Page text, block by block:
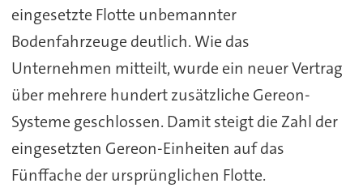
eingesetzte Flotte unbemannter
Bodenfahrzeuge deutlich. Wie das
Unternehmen mitteilt, wurde ein neuer Vertrag
über mehrere hundert zusätzliche Gereon-
Systeme geschlossen. Damit steigt die Zahl der
eingesetzten Gereon-Einheiten auf das
Fünffache der ursprünglichen Flotte.